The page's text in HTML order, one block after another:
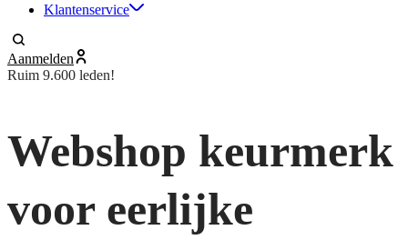
Klantenservice
Aanmelden
Ruim 9.600 leden!
Webshop keurmerk
voor eerlijke